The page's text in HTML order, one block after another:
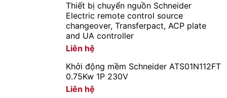
Thiết bị chuyển nguồn Schneider
Electric remote control source
changeover, Transferpact, ACP plate
and UA controller
Liên hệ
Khởi động mềm Schneider ATS01N112FT
0.75Kw 1P 230V
Liên hệ